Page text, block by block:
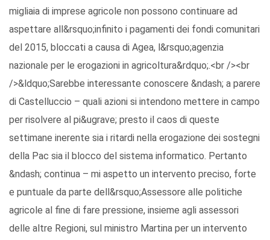
migliaia di imprese agricole non possono continuare ad
aspettare all&rsquo;infinito i pagamenti dei fondi comunitari
del 2015, bloccati a causa di Agea, l&rsquo;agenzia
nazionale per le erogazioni in agricoltura&rdquo;.<br /><br
/>&ldquo;Sarebbe interessante conoscere &ndash; a parere
di Castelluccio – quali azioni si intendono mettere in campo
per risolvere al pi&ugrave; presto il caos di queste
settimane inerente sia i ritardi nella erogazione dei sostegni
della Pac sia il blocco del sistema informatico. Pertanto
&ndash; continua – mi aspetto un intervento preciso, forte
e puntuale da parte dell&rsquo;Assessore alle politiche
agricole al fine di fare pressione, insieme agli assessori
delle altre Regioni, sul ministro Martina per un intervento